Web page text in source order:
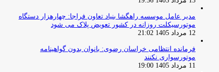
مدیر عامل موسسه راهگشا بنیاد تعاون فراجا: چهارهزار دستگاه
موتورسیکلت روزانه در کشور تعویض پلاک می شود
12 مرداد 1405 21:02
فرمانده انتظامی خراسان رضوی: بانوان بدون گواهینامه
موتورسواری نکنند
11 مرداد 1405 19:00